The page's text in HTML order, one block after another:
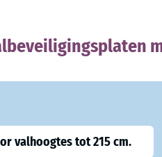
valhoogtes tot 215 cm.